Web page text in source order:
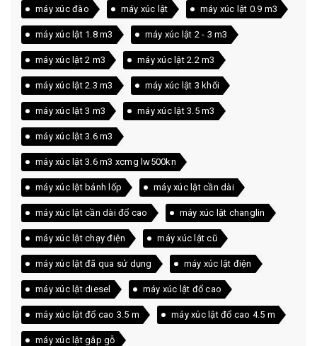
máy xúc đào máy xúc lật máy xúc lật 0.9 m3
máy xúc lật 1.8 m3 máy xúc lật 2 - 3 m3
máy xúc lật 2 m3 máy xúc lật 2.2 m3
máy xúc lật 2.3 m3 máy xúc lật 3 khối
máy xúc lật 3 m3 máy xúc lật 3.5 m3
máy xúc lật 3.6 m3
máy xúc lật 3.6 m3 xcmg lw500kn
máy xúc lật bánh lốp máy xúc lật cần dài
máy xúc lật cần dài đổ cao máy xúc lật changlin
máy xúc lật chạy điện máy xúc lật cũ
máy xúc lật đã qua sử dụng máy xúc lật điện
máy xúc lật diesel máy xúc lật đổ cao
máy xúc lật đổ cao 3.5 m máy xúc lật đổ cao 4.5 m
máy xúc lật gắp gỗ